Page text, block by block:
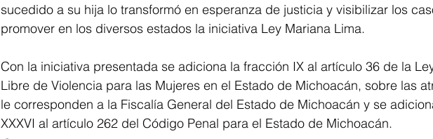
sucedido a su hija lo transformó en esperanza de justicia y visibilizar los
promover en los diversos estados la iniciativa Ley Mariana Lima.
Con la iniciativa presentada se adiciona la fracción IX al artículo 36 de la
Libre de Violencia para las Mujeres en el Estado de Michoacán, sobre las
le corresponden a la Fiscalía General del Estado de Michoacán y se
XXXVI al artículo 262 del Código Penal para el Estado de Michoacán.